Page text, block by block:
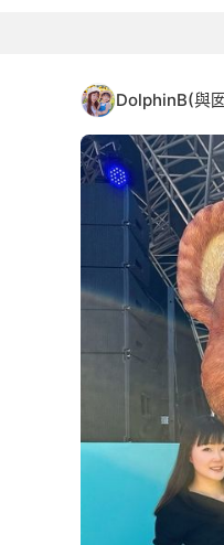
DolphinB(與